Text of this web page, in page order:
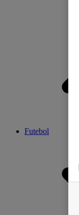
Futebol